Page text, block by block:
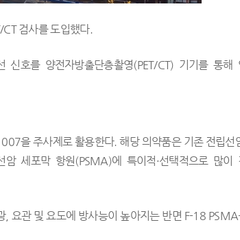
검사를 도입했다.
호를 양전자방출단층촬영(PET/CT) 기기를 통해
을 주사제로 활용한다. 해당 의약품은 기존 전립선
세포막 항원(PSMA)에 특이적·선택적으로 많이
, 요관 및 요도에 방사능이 높아지는 반면 F-18